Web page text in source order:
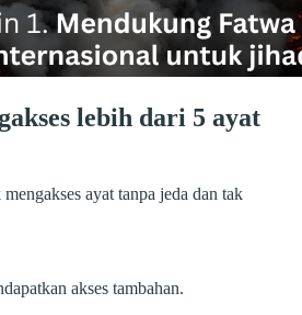
lebih dari 5 ayat
ayat tanpa jeda dan tak
akses tambahan.